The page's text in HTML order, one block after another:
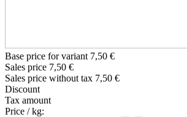
Base price for variant 7,50 €
Sales price 7,50 €
Sales price without tax 7,50 €
Discount
Tax amount
Price / kg: